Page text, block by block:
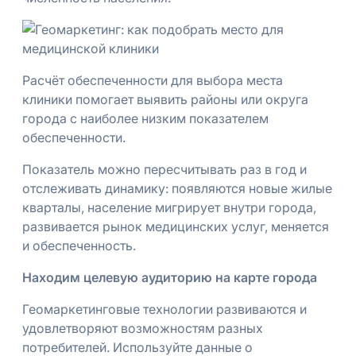
Расчёт обеспеченности для выбора места
клиники помогает выявить районы или округа
города с наиболее низким показателем
обеспеченности.
Показатель можно пересчитывать раз в год и
отслеживать динамику: появляются новые жилые
кварталы, население мигрирует внутри города,
развивается рынок медицинских услуг, меняется
и обеспеченность.
Находим целевую аудиторию на карте города
Геомаркетинговые технологии развиваются и
удовлетворяют возможностям разных
потребителей. Используйте данные о